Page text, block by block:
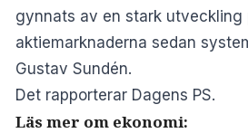
gynnats av en stark utveckling
aktiemarknaderna sedan
Gustav Sundén.
Det rapporterar Dagens PS.
Läs mer om ekonomi: